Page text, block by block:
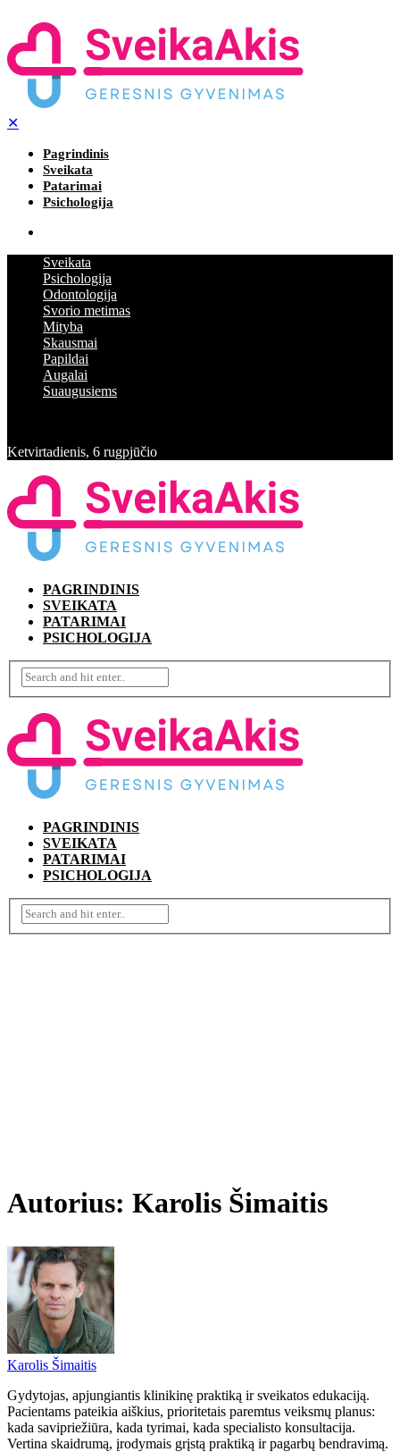
✕
Pagrindinis
Sveikata
Patarimai
Psichologija
Sveikata
Psichologija
Odontologija
Svorio metimas
Mityba
Skausmai
Papildai
Augalai
Suaugusiems
Ketvirtadienis, 6 rugpjūčio
PAGRINDINIS
SVEIKATA
PATARIMAI
PSICHOLOGIJA
PAGRINDINIS
SVEIKATA
PATARIMAI
PSICHOLOGIJA
Autorius: Karolis Šimaitis
Karolis Šimaitis
Gydytojas, apjungiantis klinikinę praktiką ir sveikatos edukaciją.
Pacientams pateikia aiškius, prioritetais paremtus veiksmų planus:
kada savipriežiūra, kada tyrimai, kada specialisto konsultacija.
Vertina skaidrumą, įrodymais grįstą praktiką ir pagarbų bendravimą.